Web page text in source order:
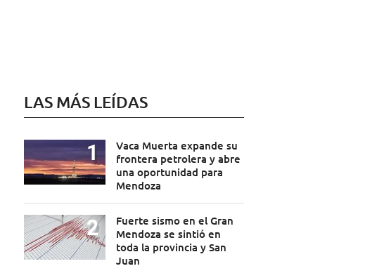
LAS MÁS LEÍDAS
Vaca Muerta expande su
frontera petrolera y abre
una oportunidad para
Mendoza
Fuerte sismo en el Gran
Mendoza se sintió en
toda la provincia y San
Juan